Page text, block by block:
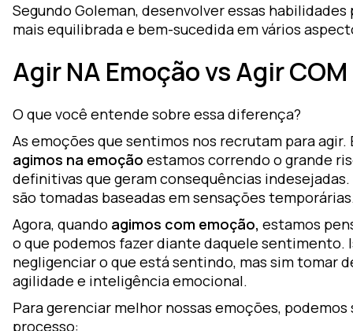
Segundo Goleman, desenvolver essas habilidades
mais equilibrada e bem-sucedida em vários
Agir NA Emoção vs Agir
O que você entende sobre essa diferença?
As emoções que sentimos nos recrutam para
agimos na emoção estamos correndo o grande
definitivas que geram consequências indesejadas.
são tomadas baseadas em sensações
Agora, quando agimos com emoção, estamos
o que podemos fazer diante daquele sentimento.
negligenciar o que está sentindo, mas sim tomar
agilidade e inteligência emocional.
Para gerenciar melhor nossas emoções,
processo: